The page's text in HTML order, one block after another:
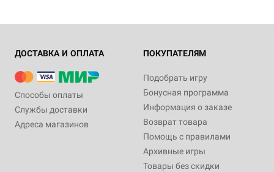
ДОСТАВКА И ОПЛАТА
Способы оплаты
Службы доставки
Адреса магазинов
ПОКУПАТЕЛЯМ
Подобрать игру
Бонусная программа
Информация о заказе
Возврат товара
Помощь с правилами
Архивные игры
Товары без скидки